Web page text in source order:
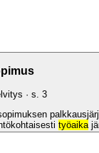
· s. 3
työaika